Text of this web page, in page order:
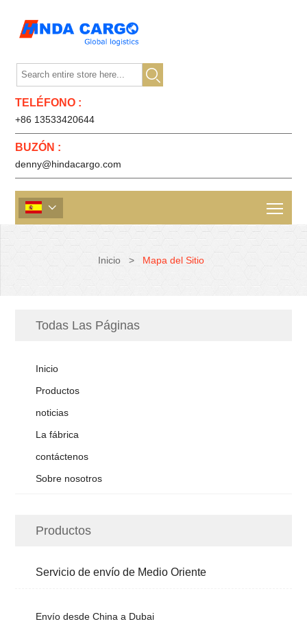

TELÉFONO :
+86 13533420644
BUZÓN :
denny@hindacargo.com

Inicio > Mapa del Sitio
Todas Las Páginas
Inicio
Productos
noticias
La fábrica
contáctenos
Sobre nosotros
Productos
Servicio de envío de Medio Oriente
Envío desde China a Dubai